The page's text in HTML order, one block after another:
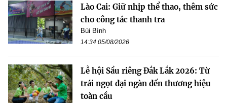
Lào Cai: Giữ nhịp thể thao, thêm sức
cho công tác thanh tra
Bùi Bình
14:34 05/08/2026
Lễ hội Sầu riêng Đắk Lắk 2026: Từ
trái ngọt đại ngàn đến thương hiệu
toàn cầu